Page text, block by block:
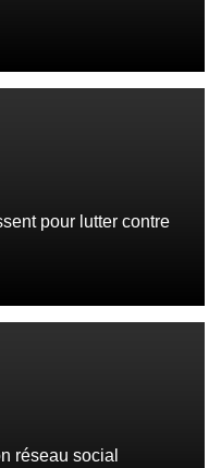
pour lutter contre
réseau social